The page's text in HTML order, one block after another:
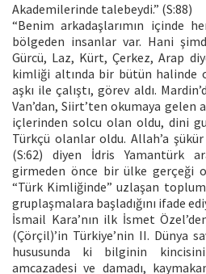
Akademilerinde talebeydi.” (S:88)
“Benim arkadaşlarımın içinde
bölgeden insanlar var. Hani
Gürcü, Laz, Kürt, Çerkez, Arap
kimliği altında bir bütün halinde
aşkı ile çalıştı, görev aldı.
Van’dan, Siirt’ten okumaya gelen
içlerinden solcu olan oldu, dini
Türkçü olanlar oldu. Allah’a
(S:62) diyen İdris Yamantürk
girmeden önce bir ülke gerçeği
“Türk Kimliğinde” uzlaşan
gruplaşmalara başladığını ifade
İsmail Kara’nın ilk İsmet
(Çörçil)’in Türkiye’nin II. Dünya
hususunda ki bilginin kincisini
amcazadesi ve damadı,